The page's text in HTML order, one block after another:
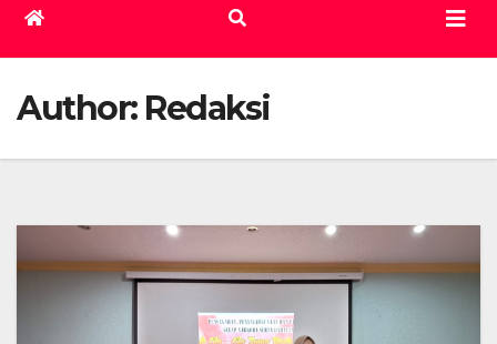
Author: Redaksi